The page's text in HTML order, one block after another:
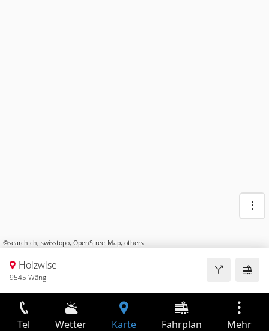
©search.ch, swisstopo, OpenStreetMap, others
Holzwise
9545 Wängi
Tel Wetter Karte Fahrplan Mehr